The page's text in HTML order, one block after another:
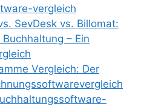
vergleich
SevDesk vs. Billomat:
– Ein
Vergleich: Der